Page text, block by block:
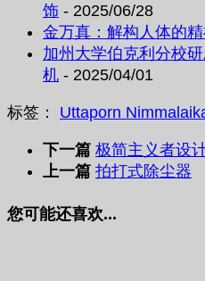
饰 - 2025/06/28
金万真：解构人体的
加州大学伯克利分校
机 - 2025/04/01
标签： Uttaporn
下一篇 极简主义者设
上一篇 拍打式除尘器
您可能还喜欢...